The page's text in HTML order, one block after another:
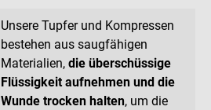
Unsere Tupfer und Kompressen
bestehen aus saugfähigen
Materialien, die überschüssige
Flüssigkeit aufnehmen und die
Wunde trocken halten, um die